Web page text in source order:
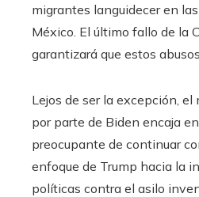
migrantes languidecer en
México. El último fallo de la
garantizará que estos
Lejos de ser la excepción,
por parte de Biden encaja
preocupante de continuar
enfoque de Trump hacia la
políticas contra el asilo